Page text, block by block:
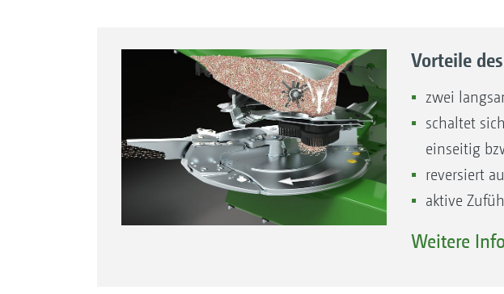
7) Komfortabler Wechsel zwischen Grenz- und
8) Kurze Grenzstreuschaufel für scharfkantiges Rand-,
9) Lange Normalstreuschaufel für hohe Wurfweiten und
TS-Streuscheibe
10) TS-Streuscheibe aus Edelstahl, mit einfach
Vorteile
zwei
schaltet
einseitig
reversiert
aktive
Weitere